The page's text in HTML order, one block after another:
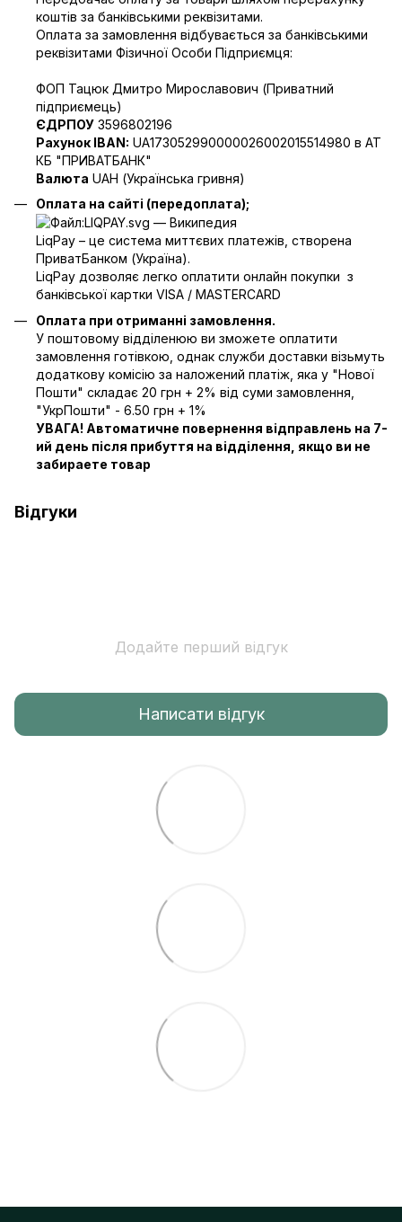
коштів за банківськими реквізитами.
Оплата за замовлення відбувається за банківськими
реквізитами Фізичної Особи Підприємця:
ФОП Тацюк Дмитро Мирославович (Приватний
пiдприємець)
ЄДРПОУ 3596802196
Рахунок IBAN: UA173052990000026002015514980 в АТ
КБ "ПРИВАТБАНК"
Валюта UAH (Українська гривня)
Оплата на сайті (передоплата);
LiqPay – це система миттєвих платежів, створена
ПриватБанком (Україна).
LiqPay дозволяє легко оплатити онлайн покупки з
банківської картки VISA / MASTERCARD
Оплата при отриманні замовлення.
У поштовому відділенюю ви зможете оплатити
замовлення готівкою, однак служби доставки візьмуть
додаткову комісію за наложений платіж, яка у "Нової
Пошти" складає 20 грн + 2% від суми замовлення,
"УкрПошти" - 6.50 грн + 1%
УВАГА! Автоматичне повернення відправлень на 7-
ий день після прибуття на відділення, якщо ви не
забираете товар
Відгуки
Додайте перший відгук
Написати відгук